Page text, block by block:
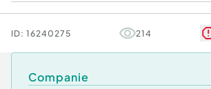
ID: 16240275 214
Companie